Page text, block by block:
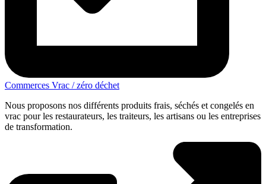
Commerces Vrac / zéro déchet
Nous proposons nos différents produits frais, séchés et congelés en
vrac pour les restaurateurs, les traiteurs, les artisans ou les entreprises
de transformation.